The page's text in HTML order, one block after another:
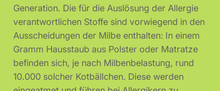
Generation. Die für die Auslösung der Allergie
verantwortlichen Stoffe sind vorwiegend in den
Ausscheidungen der Milbe enthalten: In einem
Gramm Hausstaub aus Polster oder Matratze
befinden sich, je nach Milbenbelastung, rund
10.000 solcher Kotbällchen. Diese werden